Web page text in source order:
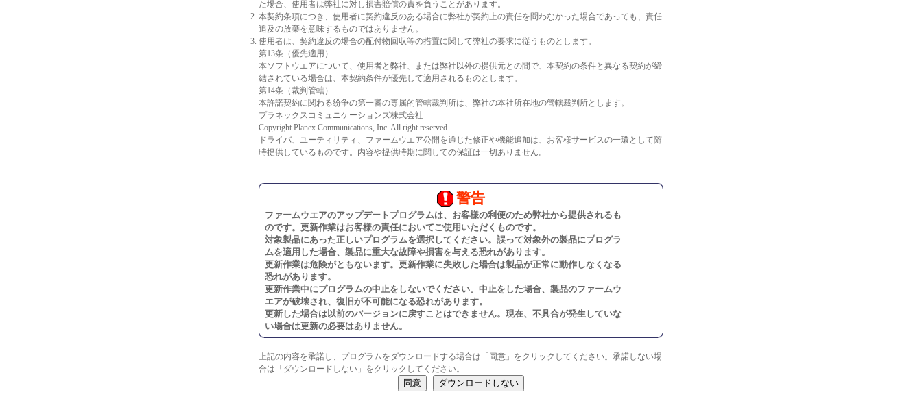
た場合、使用者は弊社に対し損害賠償の責を負うことがあります。
本契約条項につき、使用者に契約違反のある場合に弊社が契約上の責任を問わなかった場合であっても、責任
追及の放棄を意味するものではありません。
使用者は、契約違反の場合の配付物回収等の措置に関して弊社の要求に従うものとします。
第13条（優先適用）
本ソフトウエアについて、使用者と弊社、または弊社以外の提供元との間で、本契約の条件と異なる契約が締
結されている場合は、本契約条件が優先して適用されるものとします。
第14条（裁判管轄）
本許諾契約に関わる紛争の第一審の専属的管轄裁判所は、弊社の本社所在地の管轄裁判所とします。
プラネックスコミュニケーションズ株式会社
Copyright Planex Communications, Inc. All right reserved.
ドライバ、ユーティリティ、ファームウエア公開を通じた修正や機能追加は、お客様サービスの一環として随
時提供しているものです。内容や提供時期に関しての保証は一切ありません。
警告
ファームウエアのアップデートプログラムは、お客様の利便のため弊社から提供されるも
のです。更新作業はお客様の責任においてご使用いただくものです。
対象製品にあった正しいプログラムを選択してください。誤って対象外の製品にプログラ
ムを適用した場合、製品に重大な故障や損害を与える恐れがあります。
更新作業は危険がともないます。更新作業に失敗した場合は製品が正常に動作しなくなる
恐れがあります。
更新作業中にプログラムの中止をしないでください。中止をした場合、製品のファームウ
エアが破壊され、復旧が不可能になる恐れがあります。
更新した場合は以前のバージョンに戻すことはできません。現在、不具合が発生していな
い場合は更新の必要はありません。
上記の内容を承諾し、プログラムをダウンロードする場合は「同意」をクリックしてください。承諾しない場
合は「ダウンロードしない」をクリックしてください。